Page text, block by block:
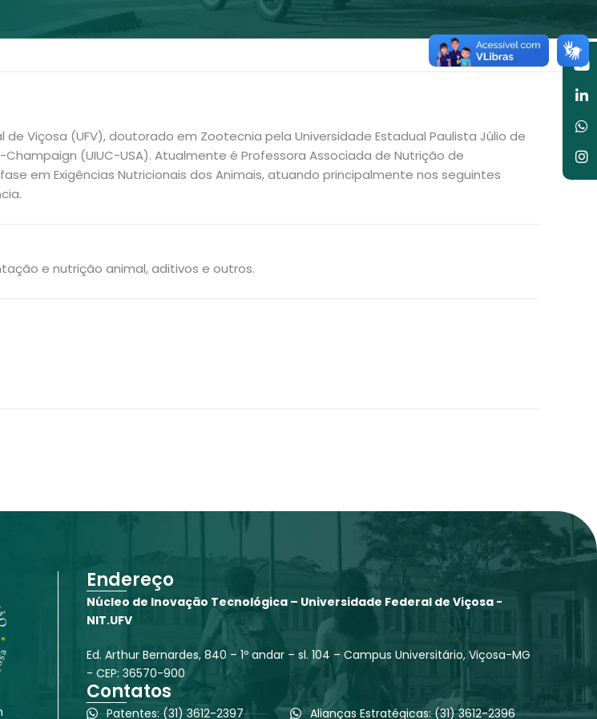
Viçosa (UFV), doutorado em Zootecnia pela Universidade Estadual Paulista Júlio de
(UIUC-USA). Atualmente é Professora Associada de Nutrição de
em Exigências Nutricionais dos Animais, atuando principalmente nos seguintes
e nutrição animal, aditivos e outros.
Endereço
Núcleo de Inovação Tecnológica – Universidade Federal de Viçosa -
NIT.UFV
Ed. Arthur Bernardes, 840 – 1º andar – sl. 104 – Campus Universitário, Viçosa-MG
- CEP: 36570-900
Contatos
Patentes: (31) 3612-2397 Alianças Estratégicas: (31) 3612-2396
in